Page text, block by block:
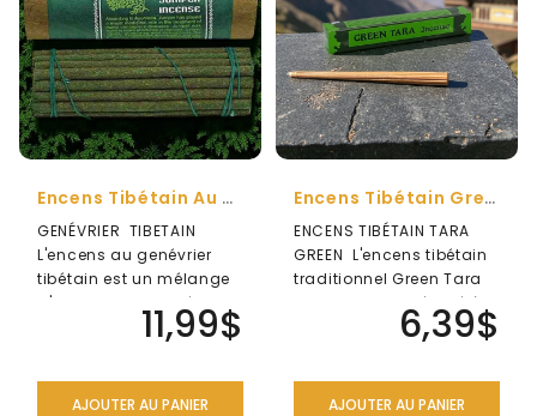
Encens Tibétain Au Genévrier
GENÉVRIER TIBETAIN
L'encens au genévrier
tibétain est un mélange
d'excellente qualité11,99$
AJOUTER AU PANIER
Encens Tibétain Green Tara
ENCENS TIBÉTAIN TARA
GREEN L'encens tibétain
traditionnel Green Tara
est purement préparé à
6,39$
AJOUTER AU PANIER